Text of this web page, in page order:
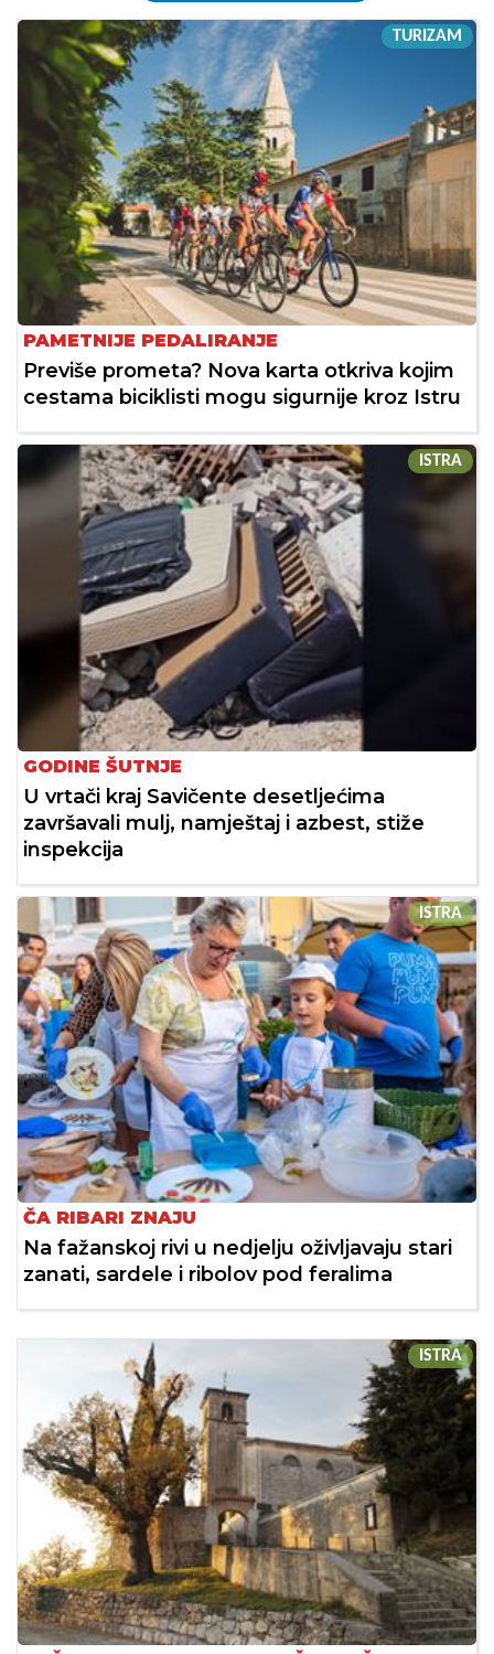
TURIZAM
PAMETNIJE PEDALIRANJE
Previše prometa? Nova karta otkriva kojim
cestama biciklisti mogu sigurnije kroz Istru
ISTRA
GODINE ŠUTNJE
U vrtači kraj Savičente desetljećima
završavali mulj, namještaj i azbest, stiže
inspekcija
ISTRA
ČA RIBARI ZNAJU
Na fažanskoj rivi u nedjelju oživljavaju stari
zanati, sardele i ribolov pod feralima
ISTRA